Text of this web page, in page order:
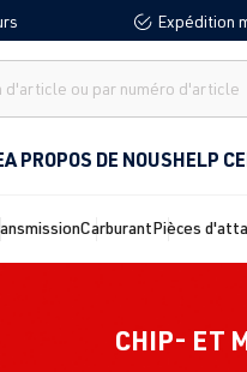
Expédition
A PROPOS DE NOUSHELP
CarburantPièces
CHIP- ET